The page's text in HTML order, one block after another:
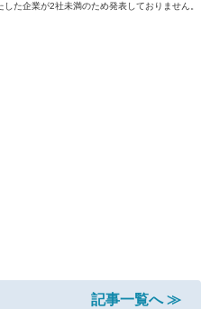
た企業が2社未満のため発表しておりません。
記事一覧へ ≫